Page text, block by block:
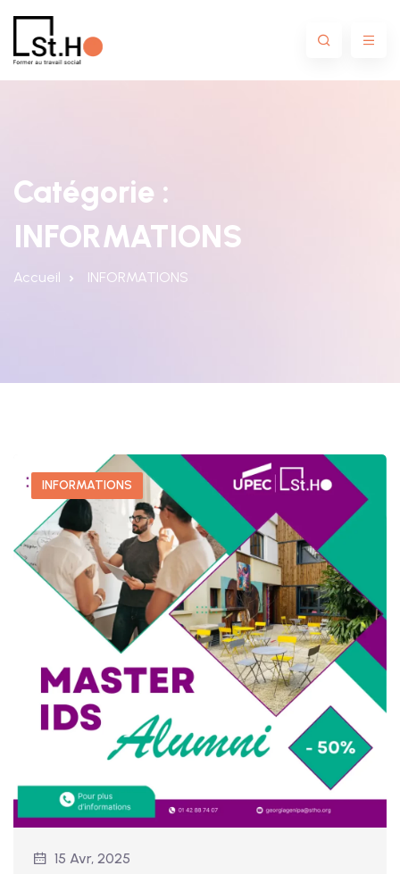
Catégorie :
INFORMATIONS
Accueil INFORMATIONS
INFORMATIONS
15 Avr, 2025